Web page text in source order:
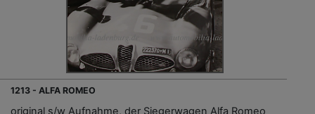
1213 - ALFA ROMEO
original s/w Aufnahme, der Siegerwagen Alfa Romeo